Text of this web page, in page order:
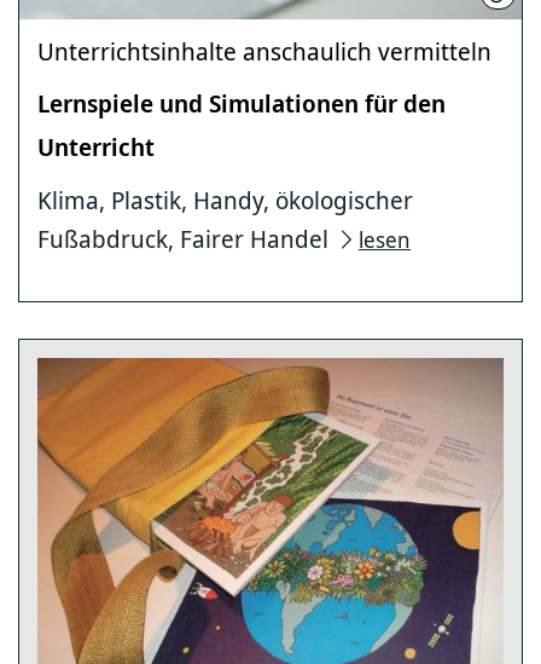
Unterrichtsinhalte anschaulich vermitteln
Lernspiele und Simulationen für den
Unterricht
Klima, Plastik, Handy, ökologischer
Fußabdruck, Fairer Handel
lesen